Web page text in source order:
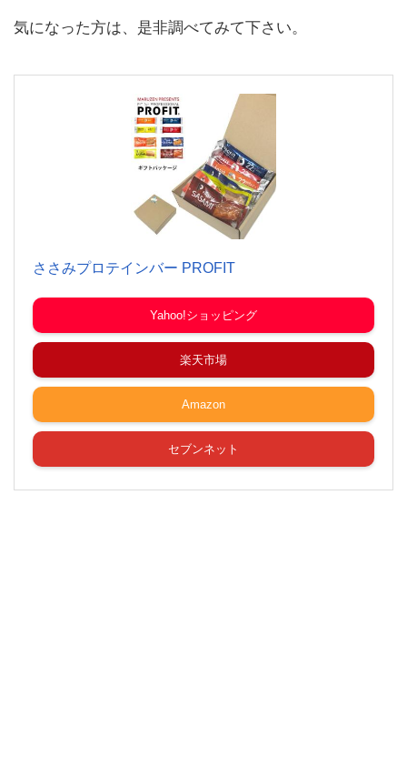
気になった方は、是非調べてみて下さい。
ささみプロテインバー PROFIT
Yahoo!ショッピング
楽天市場
Amazon
セブンネット